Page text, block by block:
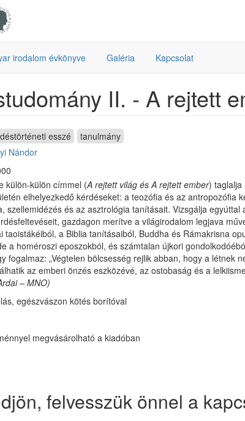
irodalom évkönyve Galéria Kapcsolat
II. - A rejtett
esszé
tanulmány
Nándor
külön-külön címmel (A rejtett világ és A rejtett ember) taglalja
elhelyezkedő kérdéseket: a teozófia és az antropozófia
szellemidézés és az asztrológia tanításait. Vizsgálja egyúttal
gazdagon merítve a világirodalom legjava
taoistákéiból, a Biblia tanításaiból, Buddha és Rámakrisna
a homéroszi eposzokból, és számtalan újkori
fogalmaz: „Végtelen bölcsesség rejlik abban, hogy a létnek
az emberi önzés eszközévé, az ostobaság és a
– MNO)
egészvászon kötés borítóval
megvásárolható a kiadóban
felvesszük önnel a